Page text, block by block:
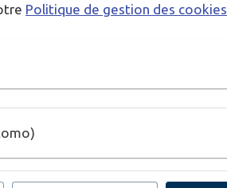
Politique de gestion des cookies